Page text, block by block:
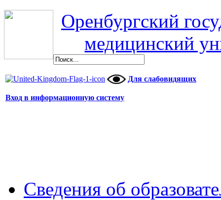
Оренбургский
медицинский
Для слабовидящих
Вход в информационную систему
Сведения об